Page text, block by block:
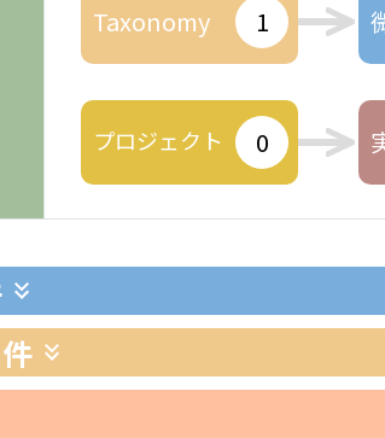
Taxonomy 1
プロジェクト 0